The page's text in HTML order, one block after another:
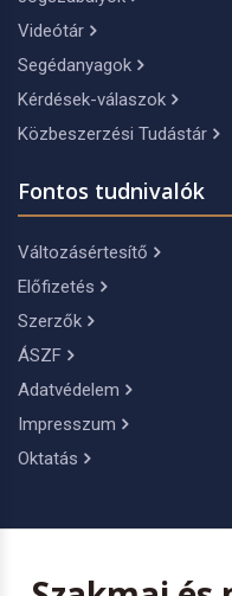
Videótár
Segédanyagok
Kérdések-válaszok
Közbeszerzési Tudástár
Fontos tudnivalók
Változásértesítő
Előfizetés
Szerzők
ÁSZF
Adatvédelem
Impresszum
Oktatás